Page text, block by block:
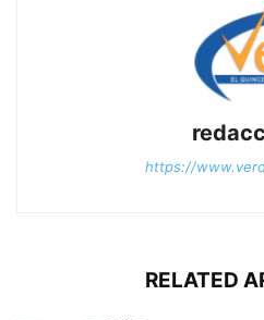
https://
RELATED